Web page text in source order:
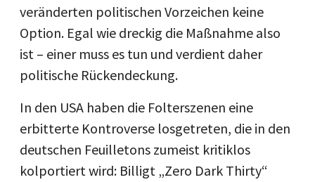
veränderten politischen Vorzeichen keine
Option. Egal wie dreckig die Maßnahme also
ist – einer muss es tun und verdient daher
politische Rückendeckung.
In den USA haben die Folterszenen eine
erbitterte Kontroverse losgetreten, die in den
deutschen Feuilletons zumeist kritiklos
kolportiert wird: Billigt „Zero Dark Thirty“